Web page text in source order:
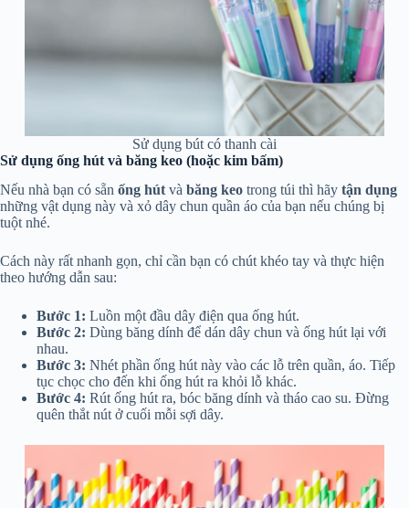
Sử dụng bút có thanh cài
Sử dụng ống hút và băng keo (hoặc kim bấm)
Nếu nhà bạn có sẵn ống hút và băng keo trong túi thì hãy tận dụng
những vật dụng này và xỏ dây chun quần áo của bạn nếu chúng bị
tuột nhé.
Cách này rất nhanh gọn, chỉ cần bạn có chút khéo tay và thực hiện
theo hướng dẫn sau:
Bước 1: Luồn một đầu dây điện qua ống hút.
Bước 2: Dùng băng dính để dán dây chun và ống hút lại với
nhau.
Bước 3: Nhét phần ống hút này vào các lỗ trên quần, áo. Tiếp
tục chọc cho đến khi ống hút ra khỏi lỗ khác.
Bước 4: Rút ống hút ra, bóc băng dính và tháo cao su. Đừng
quên thắt nút ở cuối mỗi sợi dây.